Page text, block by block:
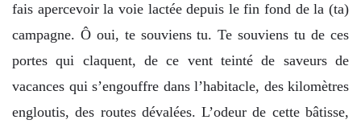
fais apercevoir la voie lactée depuis le fin fond de la (ta)
campagne. Ô oui, te souviens tu. Te souviens tu de ces
portes qui claquent, de ce vent teinté de saveurs de
vacances qui s’engouffre dans l’habitacle, des kilomètres
engloutis, des routes dévalées. L’odeur de cette bâtisse,